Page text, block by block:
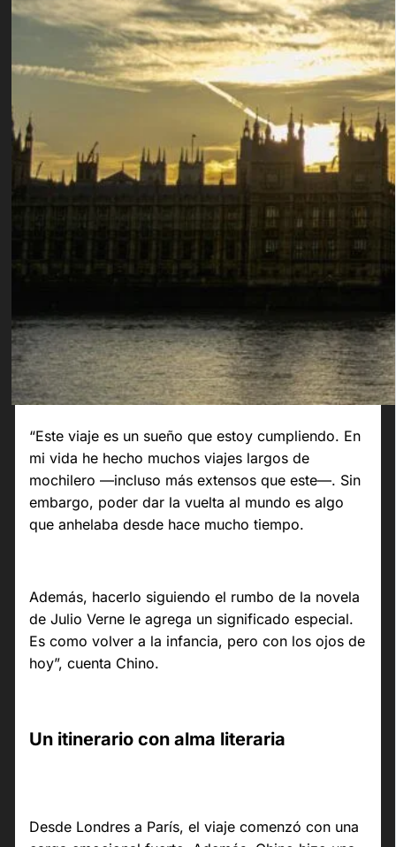
“Este viaje es un sueño que estoy cumpliendo. En
mi vida he hecho muchos viajes largos de
mochilero —incluso más extensos que este—. Sin
embargo, poder dar la vuelta al mundo es algo
que anhelaba desde hace mucho tiempo.
Además, hacerlo siguiendo el rumbo de la novela
de Julio Verne le agrega un significado especial.
Es como volver a la infancia, pero con los ojos de
hoy”, cuenta Chino.
Un itinerario con alma literaria
Desde Londres a París, el viaje comenzó con una